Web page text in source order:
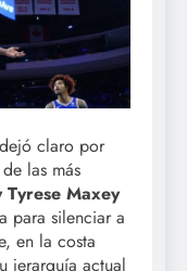
claro por
las más
Tyrese Maxey
para silenciar a
en la costa
jerarquía actual